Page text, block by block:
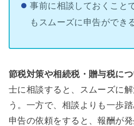
事前に相談しておくこと
もスムーズに申告ができ
節税対策や相続税・贈与税に
士に相談すると、スムーズに
う。一方で、相談よりも一歩
申告の依頼をすると、報酬が